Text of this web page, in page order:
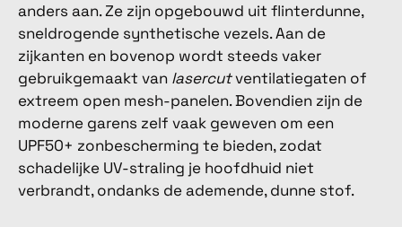
anders aan. Ze zijn opgebouwd uit flinterdunne,
sneldrogende synthetische vezels. Aan de
zijkanten en bovenop wordt steeds vaker
gebruikgemaakt van lasercutventilatiegaten of
extreem open mesh-panelen. Bovendien zijn de
moderne garens zelf vaak geweven om een
UPF50+ zonbescherming te bieden, zodat
schadelijke UV-straling je hoofdhuid niet
verbrandt, ondanks de ademende, dunne stof.